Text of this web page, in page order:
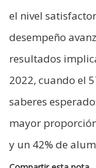
el nivel
desempeño
resultados
2022, cuando el
saberes
mayor
y un 42% de